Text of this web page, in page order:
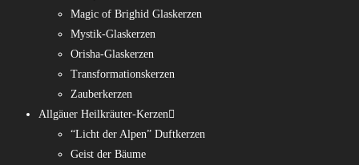
Magic of Brighid Glaskerzen
Mystik-Glaskerzen
Orisha-Glaskerzen
Transformationskerzen
Zauberkerzen
Allgäuer Heilkräuter-Kerzen
“Licht der Alpen” Duftkerzen
Geist der Bäume